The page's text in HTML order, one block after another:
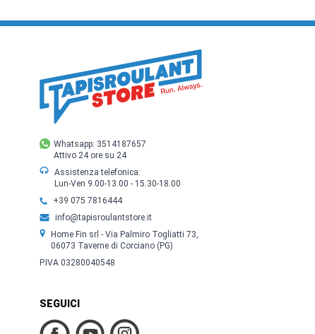
Whatsapp: 3514187657
Attivo 24 ore su 24
Assistenza telefonica:
Lun-Ven 9.00-13.00 - 15.30-18.00
+39 075 7816444
info@tapisroulantstore.it
Home Fin srl - Via Palmiro Togliatti 73,
06073 Taverne di Corciano (PG)
P.IVA 03280040548
SEGUICI